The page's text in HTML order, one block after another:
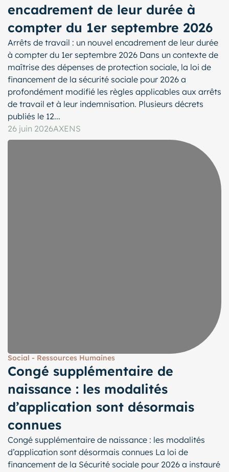
encadrement de leur durée à
compter du 1er septembre 2026
Arrêts de travail : un nouvel encadrement de leur durée
à compter du 1er septembre 2026 Dans un contexte de
maîtrise des dépenses de protection sociale, la loi de
financement de la sécurité sociale pour 2026 a
profondément modifié les règles applicables aux arrêts
de travail et à leur indemnisation. Plusieurs décrets
publiés le 12...
26 juin 2026AXENS
Social - Ressources Humaines
Congé supplémentaire de
naissance : les modalités
d’application sont désormais
connues
Congé supplémentaire de naissance : les modalités
d’application sont désormais connues La loi de
financement de la Sécurité sociale pour 2026 a instauré